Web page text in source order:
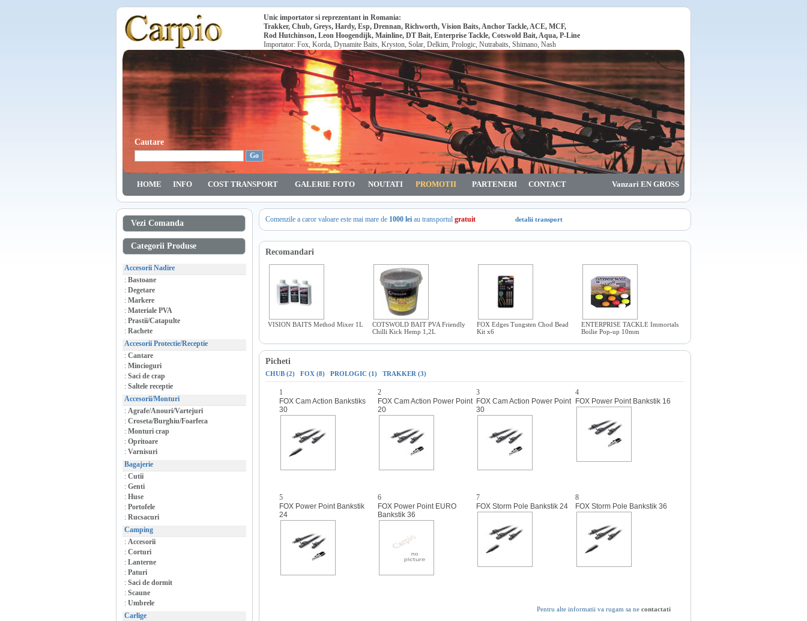
Unic importator si reprezentant in Romania:
Trakker, Chub, Greys, Hardy, Esp, Drennan, Richworth, Vision Baits, Anchor Tackle, ACE, MCF,
Rod Hutchinson, Leon Hoogendijk, Mainline, DT Bait, Enterprise Tackle, Cotswold Bait, Aqua, P-Line
Importator: Fox, Korda, Dynamite Baits, Kryston, Solar, Delkim, Prologic, Nutrabaits, Shimano, Nash
Cautare
HOME INFO COST TRANSPORT GALERIE FOTO NOUTATI PROMOTII PARTENERI CONTACT Vanzari EN GROSS
Vezi Comanda
Categorii Produse
Accesorii Nadire
: Bastoane
: Degetare
: Markere
: Materiale PVA
: Prastii/Catapulte
: Rachete
Accesorii Protectie/Receptie
: Cantare
: Mincioguri
: Saci de crap
: Saltele receptie
Accesorii/Monturi
: Agrafe/Anouri/Vartejuri
: Croseta/Burghiu/Foarfeca
: Monturi crap
: Opritoare
: Varnisuri
Bagajerie
: Cutii
: Genti
: Huse
: Portofele
: Rucsacuri
Camping
: Accesorii
: Corturi
: Lanterne
: Paturi
: Saci de dormit
: Scaune
: Umbrele
Carlige
Comenzile a caror valoare este mai mare de 1000 lei au transportul gratuit detalii transport
Recomandari
VISION BAITS Method Mixer 1L
COTSWOLD BAIT PVA Friendly
Chilli Kick Hemp 1,2L
FOX Edges Tungsten Chod Bead
Kit x6
ENTERPRISE TACKLE Immortals
Boilie Pop-up 10mm
Picheti
CHUB (2) FOX (8) PROLOGIC (1) TRAKKER (3)
1
FOX Cam Action Bankstiks
30
2
FOX Cam Action Power Point
20
3
FOX Cam Action Power Point
30
4
FOX Power Point Bankstik 16
5
FOX Power Point Bankstik
24
6
FOX Power Point EURO
Bankstik 36
7
FOX Storm Pole Bankstik 24
8
FOX Storm Pole Bankstik 36
Pentru alte informatii va rugam sa ne contactati